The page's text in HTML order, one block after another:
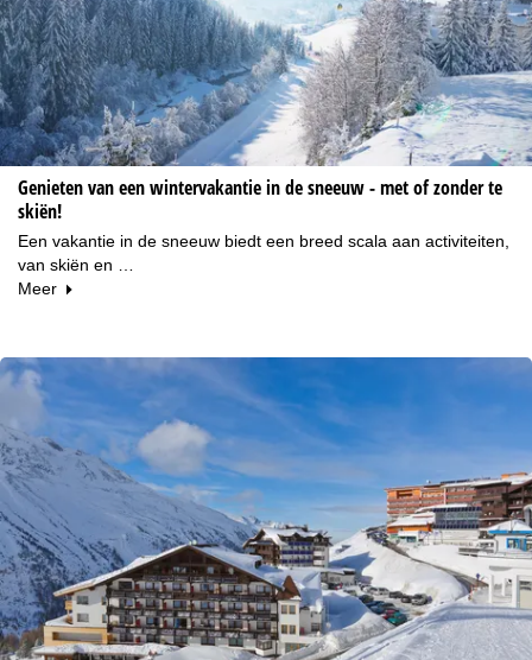
Genieten van een wintervakantie in de sneeuw - met of zonder te
skiën!
Een vakantie in de sneeuw biedt een breed scala aan activiteiten,
van skiën en …
Meer